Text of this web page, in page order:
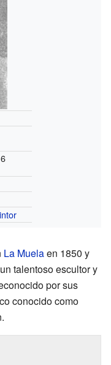
La Muelaen 1850 y
talentoso escultor y
por sus
conocido como